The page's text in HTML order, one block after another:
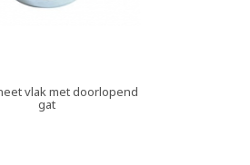
vlak met doorlopend
gat